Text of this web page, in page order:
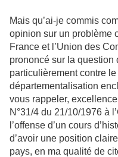
Mais qu’ai-je commis
opinion sur un problème
France et l’Union des
prononcé sur la question
particulièrement contre
départementalisation
vous rappeler,
N°31/4 du 21/10/1976 à
l’offense d’un cours
d’avoir une position
pays, en ma qualité de